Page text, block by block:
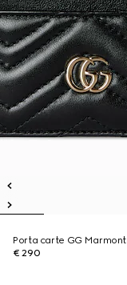
Porta carte GG Marmont
€ 290